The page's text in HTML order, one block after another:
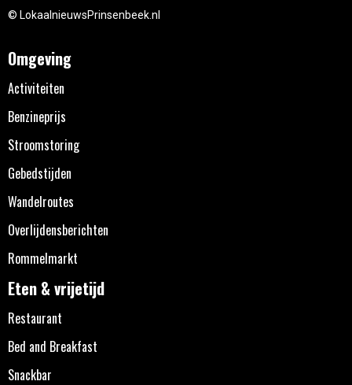
© LokaalnieuwsPrinsenbeek.nl
Omgeving
Activiteiten
Benzineprijs
Stroomstoring
Gebedstijden
Wandelroutes
Overlijdensberichten
Rommelmarkt
Eten & vrijetijd
Restaurant
Bed and Breakfast
Snackbar